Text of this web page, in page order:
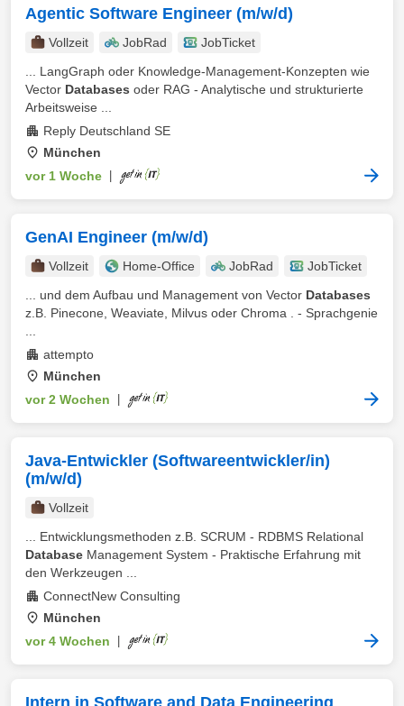
Agentic Software Engineer (m/w/d)
Vollzeit JobRad
JobTicket
... LangGraph oder Knowledge-Management-Konzepten wie
Vector Databases oder RAG - Analytische und strukturierte
Arbeitsweise ...
Reply Deutschland SE
München
vor 1 Woche
GenAI Engineer (m/w/d)
Vollzeit Home-Office JobRad
JobTicket
... und dem Aufbau und Management von Vector Databases
z.B. Pinecone, Weaviate, Milvus oder Chroma . - Sprachgenie
attempto
München
vor 2 Wochen
Java-Entwickler (Softwareentwickler/in)
(m/w/d)
Vollzeit
... Entwicklungsmethoden z.B. SCRUM - RDBMS Relational
Database Management System - Praktische Erfahrung mit
den Werkzeugen ...
ConnectNew Consulting
München
vor 4 Wochen
Intern in Software and Data Engineering